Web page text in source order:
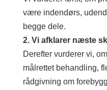
være indendørs,
begge dele.
2. Vi afklarer næste
Derefter vurderer vi,
målrettet behandling,
rådgivning om